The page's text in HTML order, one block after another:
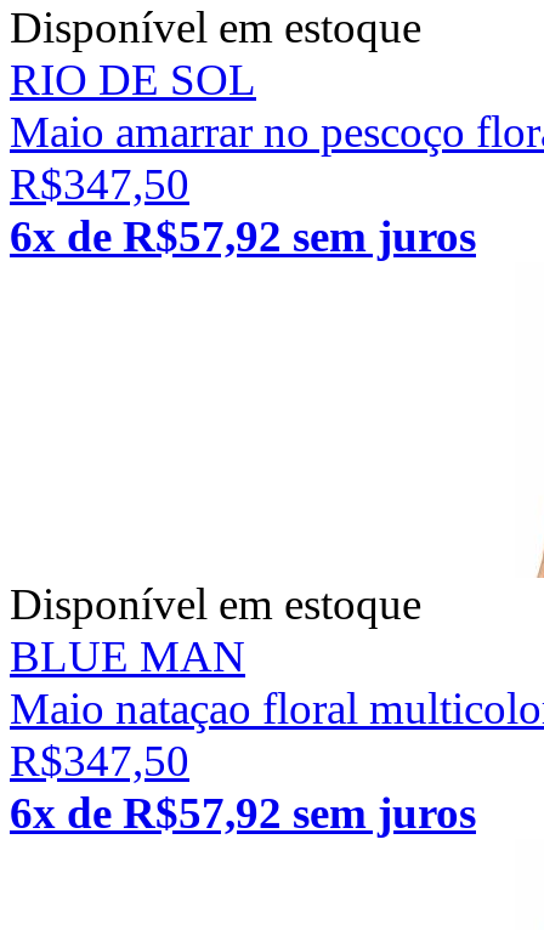
Disponível em estoque
RIO DE SOL
Maio amarrar no pescoço
R$347,50
6x de R$57,92 sem juros
Disponível em estoque
BLUE MAN
Maio nataçao floral
R$347,50
6x de R$57,92 sem juros